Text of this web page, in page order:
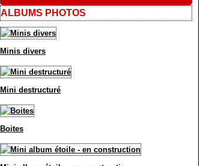
ALBUMS PHOTOS
Minis divers
Mini destructuré
Boites